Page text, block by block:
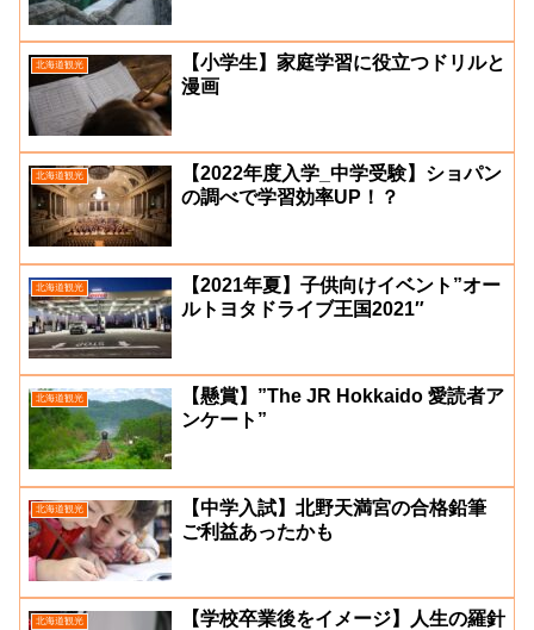
北海道観光
【小学生】家庭学習に役立つドリルと
漫画
北海道観光
【2022年度入学_中学受験】ショパン
の調べで学習効率UP！？
北海道観光
【2021年夏】子供向けイベント”オー
ルトヨタドライブ王国2021″
北海道観光
【懸賞】”The JR Hokkaido 愛読者ア
ンケート”
北海道観光
【中学入試】北野天満宮の合格鉛筆
ご利益あったかも
北海道観光
【学校卒業後をイメージ】人生の羅針